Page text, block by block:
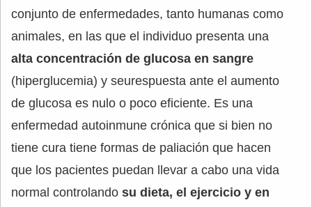
conjunto de enfermedades, tanto humanas como
animales, en las que el individuo presenta una
alta concentración de glucosa en sangre
(hiperglucemia) y seurespuesta ante el aumento
de glucosa es nulo o poco eficiente. Es una
enfermedad autoinmune crónica que si bien no
tiene cura tiene formas de paliación que hacen
que los pacientes puedan llevar a cabo una vida
normal controlando su dieta, el ejercicio y en